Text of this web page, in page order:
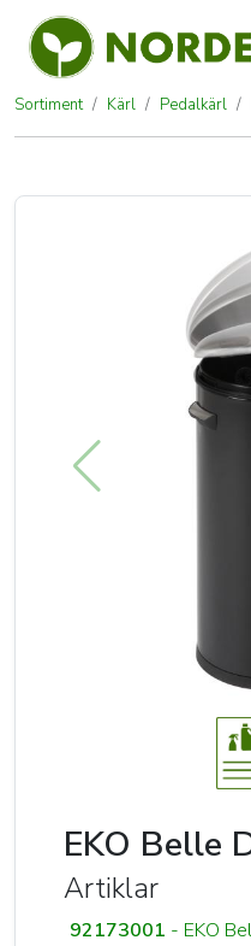
Sortiment Kärl Pedalkärl
EKO Belle
EKO Belle
Artiklar
92173001 - EKO